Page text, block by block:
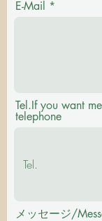
E-Mail
Tel.If you want
telephone
メッセージ/